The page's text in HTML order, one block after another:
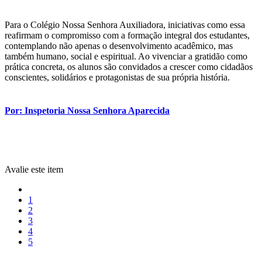
Para o Colégio Nossa Senhora Auxiliadora, iniciativas como essa
reafirmam o compromisso com a formação integral dos estudantes,
contemplando não apenas o desenvolvimento acadêmico, mas
também humano, social e espiritual. Ao vivenciar a gratidão como
prática concreta, os alunos são convidados a crescer como cidadãos
conscientes, solidários e protagonistas de sua própria história.
Por: Inspetoria Nossa Senhora Aparecida
Avalie este item
1
2
3
4
5